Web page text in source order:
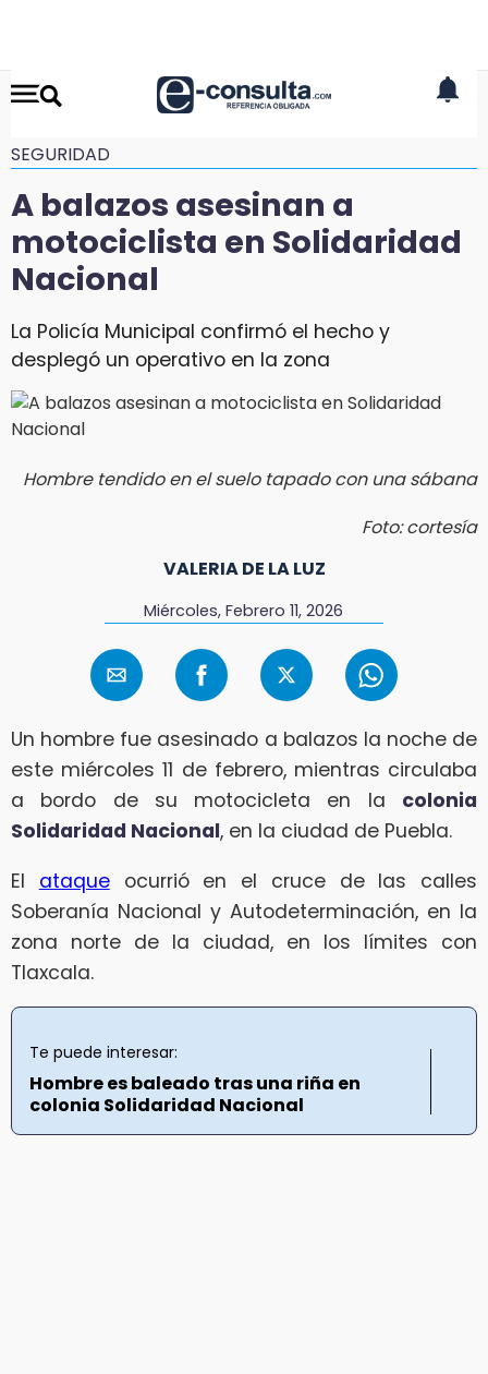
SEGURIDAD
A balazos asesinan a
motociclista en Solidaridad
Nacional
La Policía Municipal confirmó el hecho y
desplegó un operativo en la zona
Hombre tendido en el suelo tapado con una sábana
Foto: cortesía
VALERIA DE LA LUZ
Miércoles, Febrero 11, 2026
Un hombre fue asesinado a balazos la noche de
este miércoles 11 de febrero, mientras circulaba
a bordo de su motocicleta en la colonia
Solidaridad Nacional, en la ciudad de Puebla.
El ataqueocurrió en el cruce de las calles
Soberanía Nacional y Autodeterminación, en la
zona norte de la ciudad, en los límites con
Tlaxcala.
Te puede interesar:
Hombre es baleado tras una riña en
colonia Solidaridad Nacional